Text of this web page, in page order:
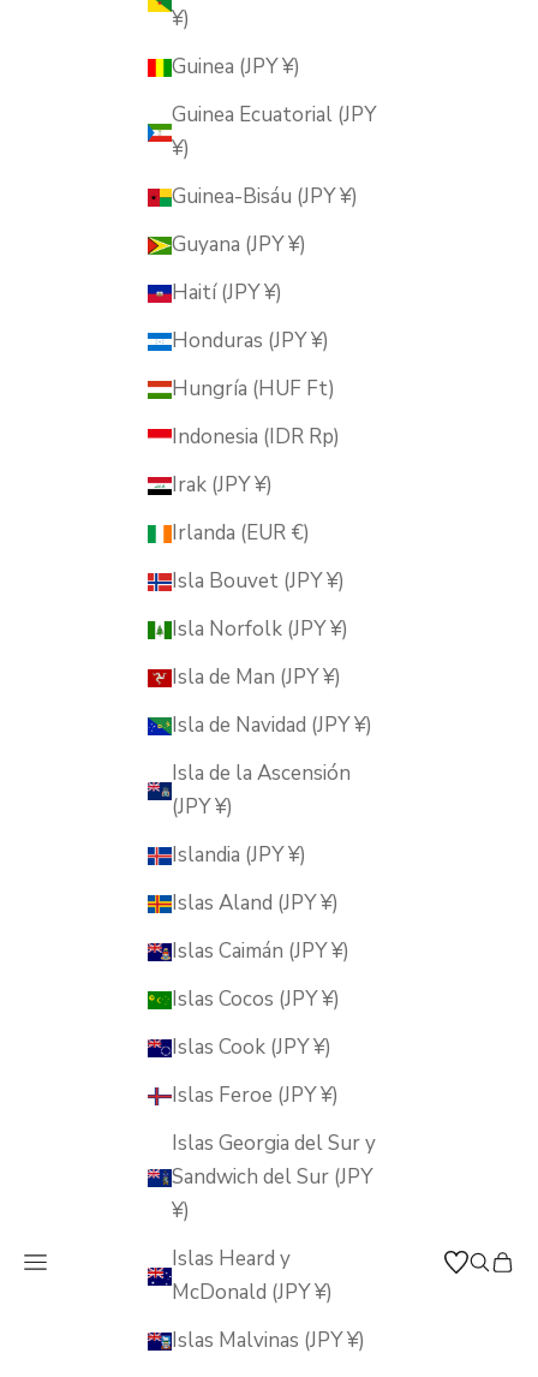
MUSUBI KILN
Abrir menú de navegación Abrir
¥)
Guinea (JPY ¥)
Guinea Ecuatorial (JPY
¥)
Guinea-Bisáu (JPY ¥)
Guyana (JPY ¥)
Haití (JPY ¥)
Honduras (JPY ¥)
Hungría (HUF Ft)
Indonesia (IDR Rp)
Irak (JPY ¥)
Irlanda (EUR €)
Isla Bouvet (JPY ¥)
Isla Norfolk (JPY ¥)
Isla de Man (JPY ¥)
Isla de Navidad (JPY ¥)
Isla de la Ascensión
(JPY ¥)
Islandia (JPY ¥)
Islas Aland (JPY ¥)
Islas Caimán (JPY ¥)
Islas Cocos (JPY ¥)
Islas Cook (JPY ¥)
Islas Feroe (JPY ¥)
Islas Georgia del Sur y
Sandwich del Sur (JPY
¥)
Islas Heard y
McDonald (JPY ¥)
Islas Malvinas (JPY ¥)